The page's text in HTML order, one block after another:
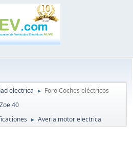
electrica ► Foro Coches eléctricos
40
► Averia motor electrica